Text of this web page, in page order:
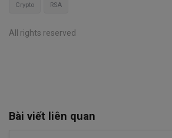
Crypto RSA
All rights reserved
Bài viết liên quan